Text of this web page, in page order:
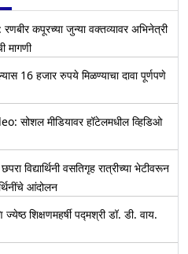
कपूरच्या जुन्या वक्तव्यावर अभिनेत्री
मागणी
16 हजार रुपये मिळण्याचा दावा पूर्णपणे
मीडियावर हॉटेलमधील व्हिडिओ
वसतिगृह रात्रीच्या भेटीवरून
आंदोलन
शिक्षणमहर्षी पद्मश्री डॉ. डी. वाय.